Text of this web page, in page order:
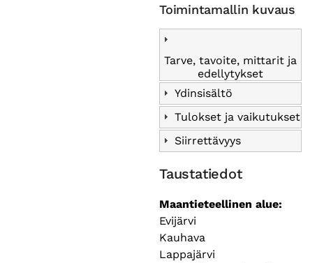
Toimintamallin kuvaus
Tarve, tavoite, mittarit ja
edellytykset
Ydinsisältö
Tulokset ja vaikutukset
Siirrettävyys
Taustatiedot
Maantieteellinen alue
Evijärvi
Kauhava
Lappajärvi